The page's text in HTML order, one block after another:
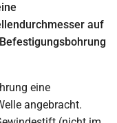
auf
eine
angebracht.